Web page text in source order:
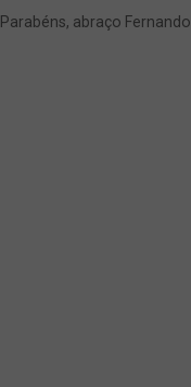
abraço Fernando